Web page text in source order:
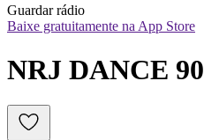
Guardar rádio
Baixe gratuitamente na App Store
NRJ DANCE 90